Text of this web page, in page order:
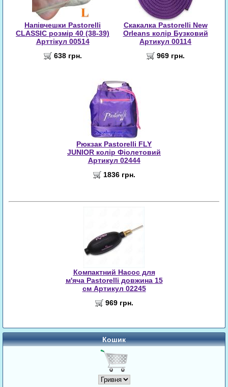
Напівчешки Pastorelli
CLASSIC розмір 40 (38-39)
Арттікул 00514
638 грн.
Скакалка Pastorelli New
Orleans колір Бузковий
Артикул 00114
969 грн.
Рюкзак Pastorelli FLY
JUNIOR колір Фіолетовий
Артикул 02444
1836 грн.
Компактний Насос для
м'яча Pastorelli довжина 15
см Артикул 02245
969 грн.
Кошик